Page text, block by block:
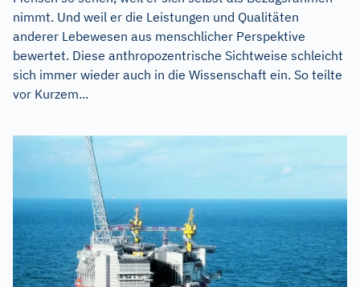
nimmt. Und weil er die Leistungen und Qualitäten
anderer Lebewesen aus menschlicher Perspektive
bewertet. Diese anthropozentrische Sichtweise schleicht
sich immer wieder auch in die Wissenschaft ein. So teilte
vor Kurzem...